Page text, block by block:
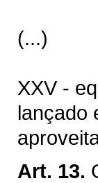
(...)
XXV -
lançado
Art. 13.